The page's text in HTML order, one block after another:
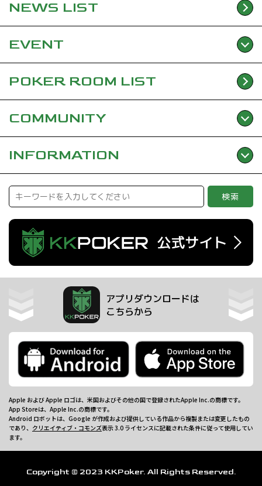
NEWS LIST
EVENT
POKER ROOM LIST
COMMUNITY
INFORMATION
検索
アプリダウンロードは
こちらから
Apple および Apple ロゴは、米国およびその他の国で登録されたApple Inc.の商標です。
App Storeは、Apple Inc.の商標です。
Android ロボットは、Google が作成および提供している作品から複製または変更したもの
であり、 クリエイティブ・コモンズ表示 3.0 ライセンスに記載された条件に従って使用してい
ます。
Copyright © 2023 KKPoker. All Rights Reserved.